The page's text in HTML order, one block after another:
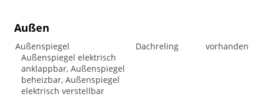
Außen
Außenspiegel
Außenspiegel elektrisch
anklappbar, Außenspiegel
beheizbar, Außenspiegel
elektrisch verstellbar
Dachreling vorhanden